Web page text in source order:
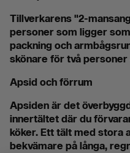
Tillverkarens "2-
personer som ligger
packning och
skönare för två
Apsid och förrum
Apsiden är det
innertältet där du
köker. Ett tält med stora
bekvämare på långa,